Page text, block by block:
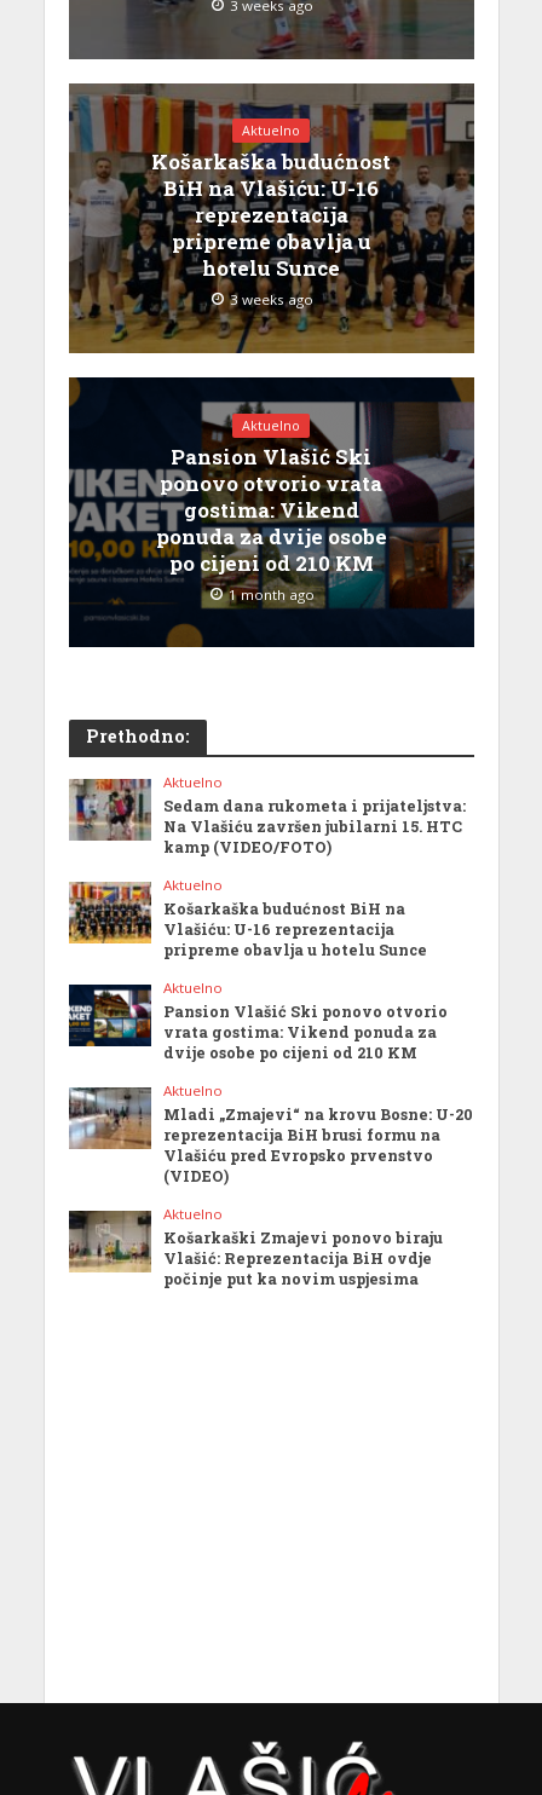
3 weeks ago
Aktuelno
Košarkaška budućnost
BiH na Vlašiću: U-16
reprezentacija
pripreme obavlja u
hotelu Sunce
3 weeks ago
Aktuelno
Pansion Vlašić Ski
ponovo otvorio vrata
gostima: Vikend
ponuda za dvije osobe
po cijeni od 210 KM
1 month ago
Prethodno:
Aktuelno
Sedam dana rukometa i prijateljstva:
Na Vlašiću završen jubilarni 15. HTC
kamp (VIDEO/FOTO)
Aktuelno
Košarkaška budućnost BiH na
Vlašiću: U-16 reprezentacija
pripreme obavlja u hotelu Sunce
Aktuelno
Pansion Vlašić Ski ponovo otvorio
vrata gostima: Vikend ponuda za
dvije osobe po cijeni od 210 KM
Aktuelno
Mladi „Zmajevi“ na krovu Bosne: U-20
reprezentacija BiH brusi formu na
Vlašiću pred Evropsko prvenstvo
(VIDEO)
Aktuelno
Košarkaški Zmajevi ponovo biraju
Vlašić: Reprezentacija BiH ovdje
počinje put ka novim uspjesima